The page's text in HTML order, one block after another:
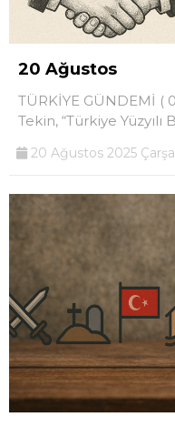
20 Ağustos
TÜRKİYE GÜNDEMİ (
Tekin, “Türkiye Yüzyılı
20 Ağustos 2025